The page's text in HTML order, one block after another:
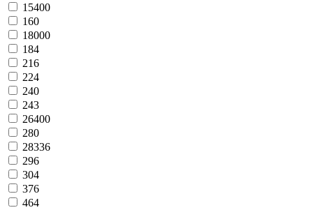
15400
160
18000
184
216
224
240
243
26400
280
28336
296
304
376
464